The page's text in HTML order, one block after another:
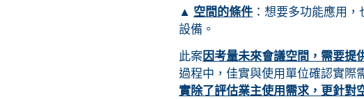
▲ 空間的條件 ：想要多功能應用
設備。
此案因考量未來會議空間，需要提
過程中，佳實與使用單位確認實際
實除了評估業主使用需求，更針對